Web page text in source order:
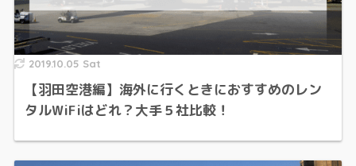
2019.10.05 Sat
【羽田空港編】海外に行くときにおすすめのレン
タルWiFiはどれ？大手５社比較！